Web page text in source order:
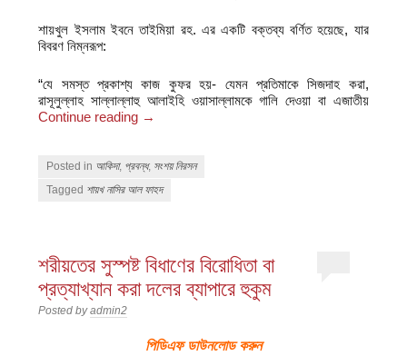
শায়খুল ইসলাম ইবনে তাইমিয়া রহ. এর একটি বক্তব্য বর্ণিত হয়েছে, যার
বিবরণ নিম্নরূপ:
“যে সমস্ত প্রকাশ্য কাজ কুফর হয়- যেমন প্রতিমাকে সিজদাহ করা,
রাসূলুল্লাহ সাল্লাল্লাহু আলাইহি ওয়াসাল্লামকে গালি দেওয়া বা এজাতীয়
Continue reading →
Posted in আকিদা, প্রবন্ধ, সংশয় নিরসন
Tagged শায়খ নাসির আল ফাহদ
শরীয়তের সুস্পষ্ট বিধাণের বিরোধিতা বা
প্রত্যাখ্যান করা দলের ব্যাপারে হুকুম
Posted byadmin2
পিডিএফ ডাউনলোড করুন